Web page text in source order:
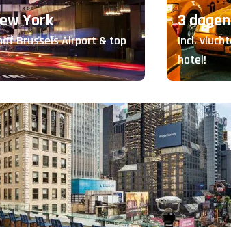
York
Brussels Airport & top
3
Incl.
hotel!